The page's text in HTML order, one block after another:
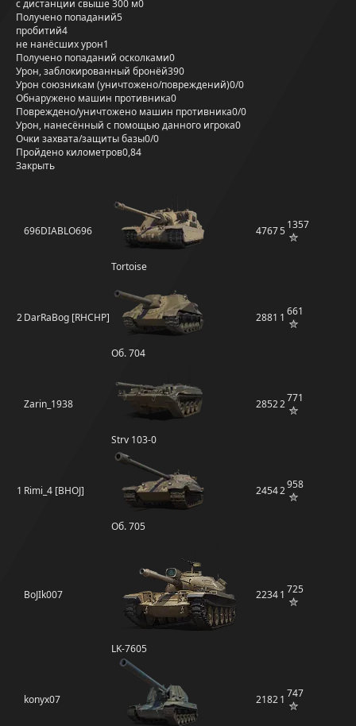
с дистанции свыше 300 м0
Получено попаданий5
пробитий4
не нанёсших урон1
Получено попаданий осколками0
Урон, заблокированный бронёй390
Урон союзникам (уничтожено/повреждений)0/0
Обнаружено машин противника0
Повреждено/уничтожено машин противника0/0
Урон, нанесённый с помощью данного игрока0
Очки захвата/защиты базы0/0
Пройдено километров0,84
Закрыть
696DIABLO696
Tortoise
476751357
2DarRaBog [RHCHP]
Об. 704
2881 1 661
Zarin_1938
Strv 103-0
28522771
1 Rimi_4 [BHOJ]
Об. 705
24542958
BoJIk007
LK-7605
22341 725
konyx07 21821 747